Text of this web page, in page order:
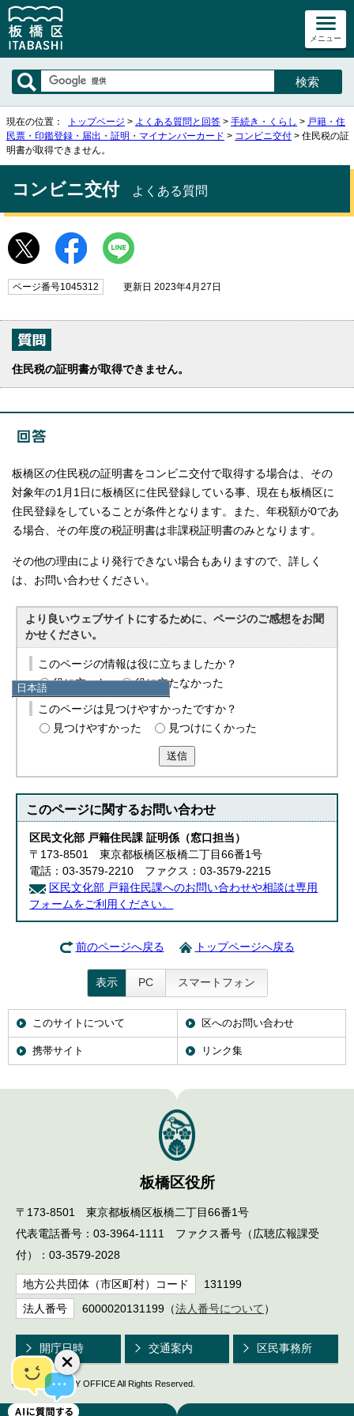
メニュー
日本語
日本語
English
한국어
現在の位置： トップページ > よくある質問と回答 > 手続き・くらし > 戸籍・住
民票・印鑑登録・届出・証明・マイナンバーカード > コンビニ交付 > 住民税の証
明書が取得できません。
コンビニ交付よくある質問
ページ番号1045312 更新日 2023年4月27日
住民税の証明書が取得できません。
板橋区の住民税の証明書をコンビニ交付で取得する場合は、その
対象年の1月1日に板橋区に住民登録している事、現在も板橋区に
住民登録をしていることが条件となります。また、年税額が0であ
る場合、その年度の税証明書は非課税証明書のみとなります。
その他の理由により発行できない場合もありますので、詳しく
は、お問い合わせください。
より良いウェブサイトにするために、ページのご感想をお聞
かせください。
このページの情報は役に立ちましたか？
役に立った
役に立たなかった
このページは見つけやすかったですか？
見つけやすかった
見つけにくかった
送信
このページに関するお問い合わせ
区民文化部 戸籍住民課 証明係（窓口担当）
〒173-8501 東京都板橋区板橋二丁目66番1号
電話：03-3579-2210 ファクス：03-3579-2215
区民文化部 戸籍住民課へのお問い合わせや相談は専用
フォームをご利用ください。
前のページへ戻る トップページへ戻る
表示 PC スマートフォン
このサイトについて 区へのお問い合わせ
携帯サイト リンク集
板橋区役所
〒173-8501 東京都板橋区板橋二丁目66番1号
代表電話番号：03-3964-1111 ファクス番号（広聴広報課受
付）：03-3579-2028
地方公共団体（市区町村）コード 131199
法人番号 6000020131199（法人番号について ）
開庁日時 交通案内 区民事務所
© ITABASHI CITY OFFICE All Rights Reserved.